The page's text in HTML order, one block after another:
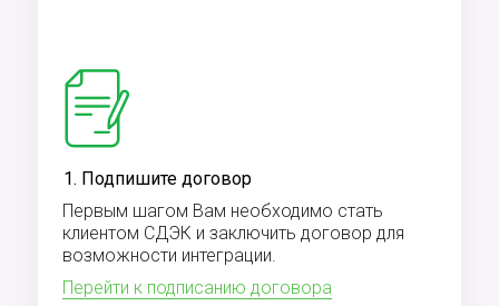
Перейти к подписанию договора
Первым шагом Вам необходимо стать
клиентом СДЭК и заключить договор для
возможности интеграции.
1. Подпишите договор